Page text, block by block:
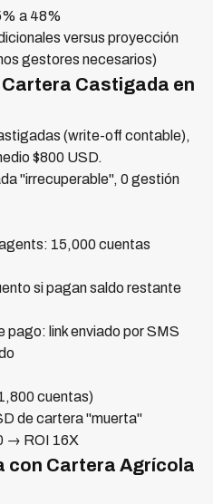
a 48%
versus proyección
gestores necesarios)
Castigada en
(write-off contable),
$800 USD.
"irrecuperable", 0 gestión
15,000 cuentas
si pagan saldo restante
pago: link enviado por SMS
cuentas)
de cartera "muerta"
→ ROI 16X
con Cartera Agrícola